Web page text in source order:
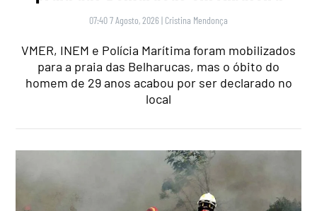
07:40 7 Agosto, 2026 | Cristina Mendonça
VMER, INEM e Polícia Marítima foram mobilizados
para a praia das Belharucas, mas o óbito do
homem de 29 anos acabou por ser declarado no
local